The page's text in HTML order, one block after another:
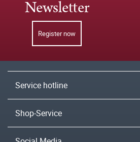
Newsletter
Register now
Service hotline
Shop-Service